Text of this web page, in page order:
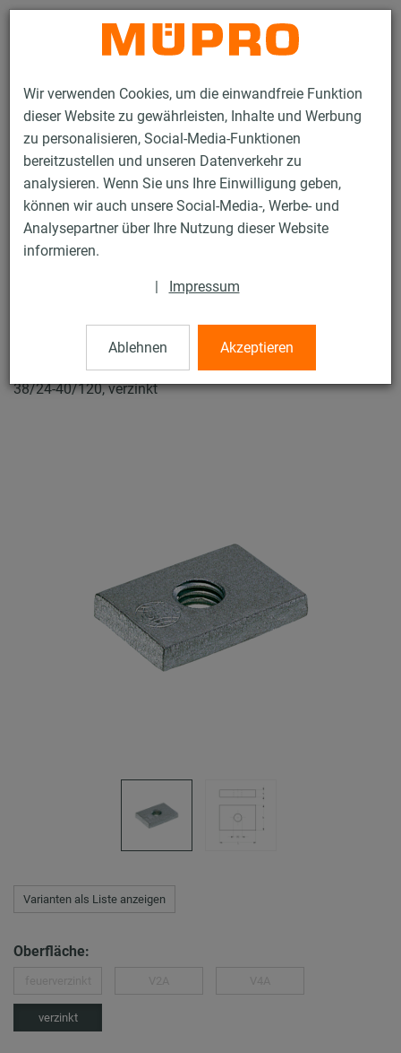
Wir verwenden Cookies, um die einwandfreie Funktion
dieser Website zu gewährleisten, Inhalte und Werbung
zu personalisieren, Social-Media-Funktionen
bereitzustellen und unseren Datenverkehr zu
analysieren. Wenn Sie uns Ihre Einwilligung geben,
können wir auch unsere Social-Media-, Werbe- und
Analysepartner über Ihre Nutzung dieser Website
informieren.
| Impressum
Ablehnen Akzeptieren
Kontakt
Produkte Befestigungstechnik
Installationsschienen
MPC-Schiebemuttern
MPC-Schiebemuttern
MPC-Schiebemutter, M6, 32,8 x 23 x 6 mm für Profile
38/24-40/120, verzinkt
Varianten als Liste anzeigen
Oberfläche:
verzinkt